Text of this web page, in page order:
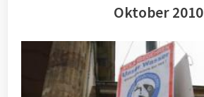
Oktober 2010